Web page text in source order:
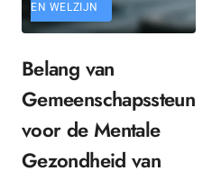
EN WELZIJN
Belang van
Gemeenschapssteun
voor de Mentale
Gezondheid van